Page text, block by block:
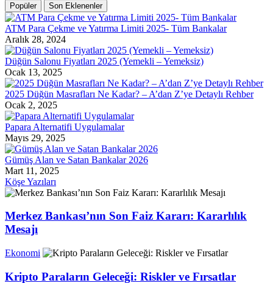
Popüler Son Eklenenler
ATM Para Çekme ve Yatırma Limiti 2025- Tüm Bankalar
Aralık 28, 2024
Düğün Salonu Fiyatları 2025 (Yemekli – Yemeksiz)
Ocak 13, 2025
2025 Düğün Masrafları Ne Kadar? – A’dan Z’ye Detaylı Rehber
Ocak 2, 2025
Papara Alternatifi Uygulamalar
Mayıs 29, 2025
Gümüş Alan ve Satan Bankalar 2026
Mart 11, 2025
Köşe Yazıları
Merkez Bankası’nın Son Faiz Kararı: Kararlılık
Mesajı
Ekonomi
Kripto Paraların Geleceği: Riskler ve Fırsatlar